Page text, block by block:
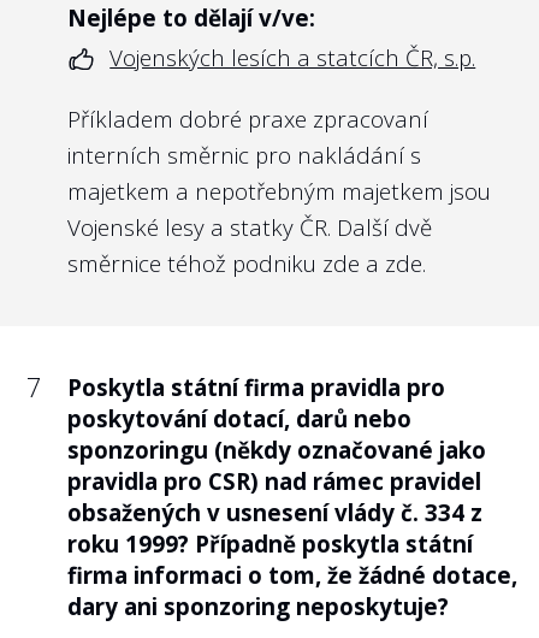
Vzhledem k tomu, že u některých
společností může stále jít o citlivou otázku,
managementu na webu Transparentní
Česko nezveřejňovat, ledaže tyto odměny
byly již zveřejněny např. na webu
https://platy.hlidacstatu.cz/Urednici
Poskytnuté odměny managementu České
pošty:https://platyuredniku.hlidacstatu.cz/
Dovolíme si i příklad z Německa, kde se
státní firmy řídí i kodexemPublic Corporate
Governance Kodex des Bundes(viz kapitola
7). Zde příkladzveřejnění odměn u
představenstva a dozorčí rady Deutsche
Nejlépe to dělají v/ve:
Vojenských lesích a statcích ČR, s.p.
Příkladem dobré praxe zpracovaní
interních směrnic pro nakládání s
majetkem a nepotřebným majetkem jsou
Vojenské lesy a statky ČR. Další dvě
směrnice téhož podniku zde a zde.
7
Poskytla státní firma pravidla pro
poskytování dotací, darů nebo
sponzoringu (někdy označované jako
pravidla pro CSR) nad rámec pravidel
obsažených v usnesení vlády č. 334 z
roku 1999? Případně poskytla státní
firma informaci o tom, že žádné dotace,
dary ani sponzoring neposkytuje?